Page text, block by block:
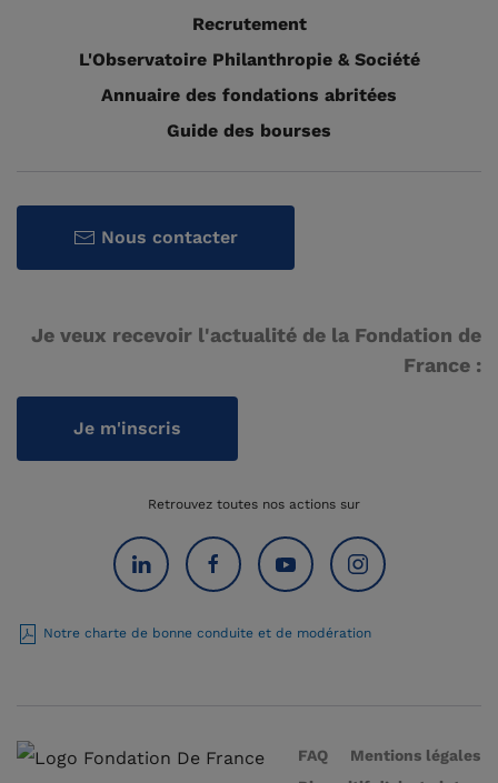
Recrutement
L'Observatoire Philanthropie & Société
Annuaire des fondations abritées
Guide des bourses
Nous contacter
Je veux recevoir l'actualité de la Fondation de
France :
Je m'inscris
Retrouvez toutes nos actions sur
Notre charte de bonne conduite et de modération
FAQ
Mentions légales